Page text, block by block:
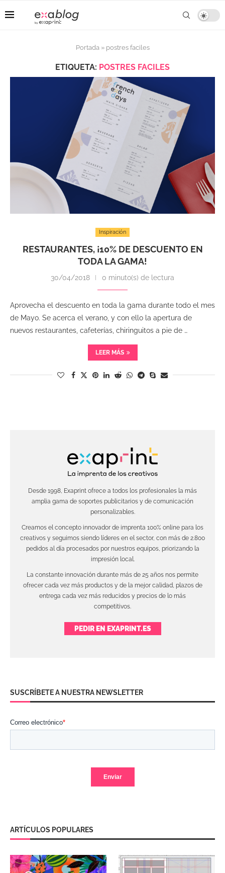
Portada» postres faciles
ETIQUETA: POSTRES FACILES
Inspiración
RESTAURANTES, ¡10% DE DESCUENTO EN
TODA LA GAMA!
30/04/2018 0 minuto(s) de lectura
Aprovecha el descuento en toda la gama durante todo el mes
de Mayo. Se acerca el verano, y con ello la apertura de
nuevos restaurantes, cafeterías, chiringuitos a pie de …
LEER MÁS
Desde 1998, Exaprint ofrece a todos los profesionales la más
amplia gama de soportes publicitarios y de comunicación
personalizables.
Creamos el concepto innovador de imprenta 100% online para los
creativos y seguimos siendo líderes en el sector, con más de 2.800
pedidos al día procesados por nuestros equipos, priorizando la
impresión local.
La constante innovación durante más de 25 años nos permite
ofrecer cada vez más productos y de la mejor calidad, plazos de
entrega cada vez más reducidos y precios de lo más
competitivos.
PEDIR EN EXAPRINT.ES
SUSCRÍBETE A NUESTRA NEWSLETTER
ARTÍCULOS POPULARES